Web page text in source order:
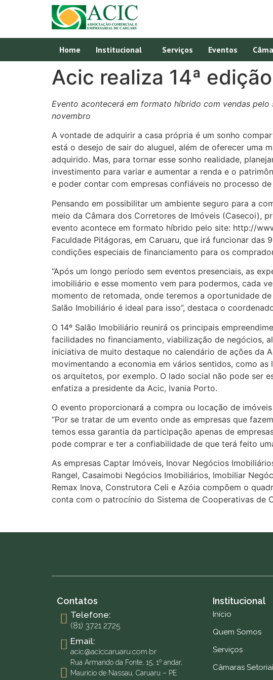
Home Institucional Serviços Eventos
Acic realiza 14ª
Evento acontecerá em formato híbrido com vendas
novembro
A vontade de adquirir a casa própria é um sonho
está o desejo de sair do aluguel, além de oferecer uma
adquirido. Mas, para tornar esse sonho realidade,
investimento para variar e aumentar a renda e o
e poder contar com empresas confiáveis no processo
Pensando em possibilitar um ambiente seguro para a
meio da Câmara dos Corretores de Imóveis (Casecoi),
evento acontece em formato híbrido pelo site: http://
Faculdade Pitágoras, em Caruaru, que irá funcionar das
condições especiais de financiamento para os
“Após um longo período sem eventos presenciais, as
imobiliário e esse momento vem para podermos, cada
momento de retomada, onde teremos a oportunidade
Salão Imobiliário é ideal para isso”, destaca o
O 14º Salão Imobiliário reunirá os principais
facilidades no financiamento, viabilização de negócios,
iniciativa de muito destaque no calendário de ações da
movimentando a economia em vários sentidos, como
os arquitetos, por exemplo. O lado social não pode ser
enfatiza a presidente da Acic, Ivania Porto.
O evento proporcionará a compra ou locação de
“Por se tratar de um evento onde as empresas que
temos essa garantia da participação apenas de
pode comprar e ter a confiabilidade de que terá feito
As empresas Captar Imóveis, Inovar Negócios
Rangel, Casaimobi Negócios Imobiliários, Imobiliar
Remax Inova, Construtora Celi e Azóia compõem o
conta com o patrocínio do Sistema de Cooperativas de
Contatos
Telefone:
(81) 3721 2725
Email:
acic@aciccaruaru.com.br
Rua Armando da Fonte, 15, 1º andar,
Maurício de Nassau, Caruaru – PE
Institucional
Início
Quem Somos
Serviços
Câmaras